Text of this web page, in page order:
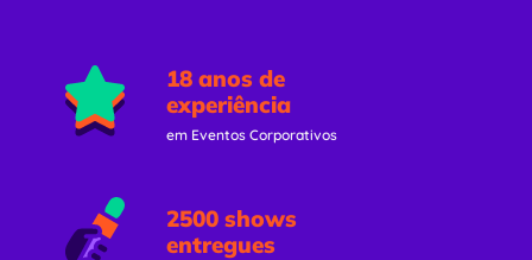
18 anos de
experiência
em Eventos Corporativos
2500 shows
entregues